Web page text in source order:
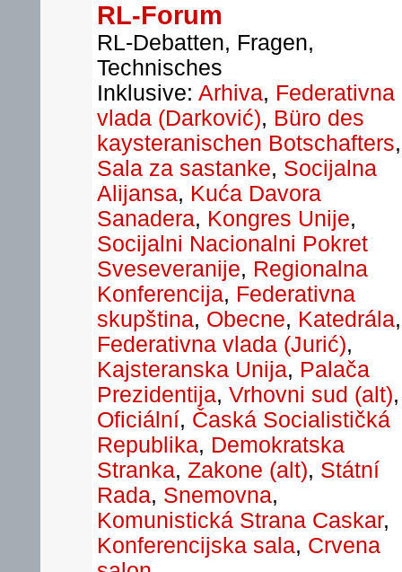
RL-Forum
RL-Debatten, Fragen,
Technisches
Inklusive: Arhiva, Federativna
vlada (Darković), Büro des
kaysteranischen Botschafters,
Sala za sastanke, Socijalna
Alijansa, Kuća Davora
Sanadera, Kongres Unije,
Socijalni Nacionalni Pokret
Sveseveranije, Regionalna
Konferencija, Federativna
skupština, Obecne, Katedrála,
Federativna vlada (Jurić),
Kajsteranska Unija, Palača
Prezidentija, Vrhovni sud (alt),
Oficiální, Časká Socialističká
Republika, Demokratska
Stranka, Zakone (alt), Státní
Rada, Snemovna,
Komunistická Strana Caskar,
Konferencijska sala, Crvena